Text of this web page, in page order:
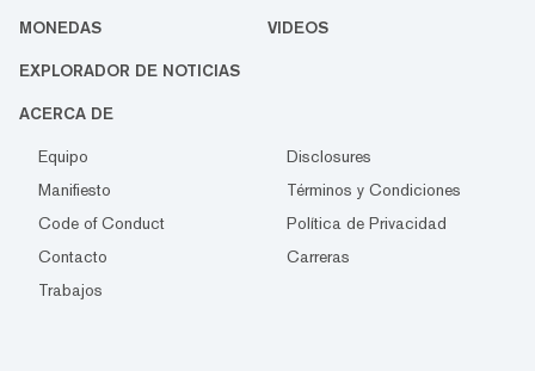
MONEDAS VIDEOS
EXPLORADOR DE NOTICIAS
ACERCA DE
Equipo
Disclosures
Manifiesto
Términos y Condiciones
Code of Conduct
Política de Privacidad
Contacto
Carreras
Trabajos